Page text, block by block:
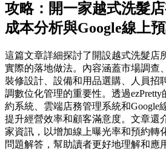
攻略：開一家越式洗髮
成本分析與Google線上
這篇文章詳細探討了開設越式洗髮店
實際的落地做法。內容涵蓋市場調查
裝修設計、設備和用品選購、人員招
調數位化管理的重要性。透過
約系統、雲端店務管理系統和Google
提升經營效率和顧客滿意度。文章還
家資訊，以增加線上曝光率和預約轉
問題解答，幫助讀者更好地理解和應